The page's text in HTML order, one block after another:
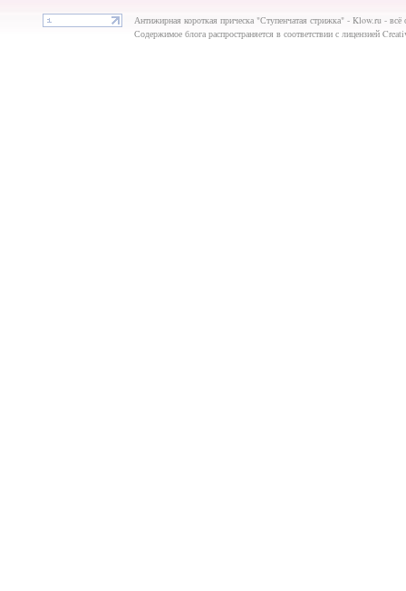
Антижирная короткая прическа "Ступенчатая стрижка" - Klow.ru - всё
Содержимое блога распространяется в соответствии с лицензией